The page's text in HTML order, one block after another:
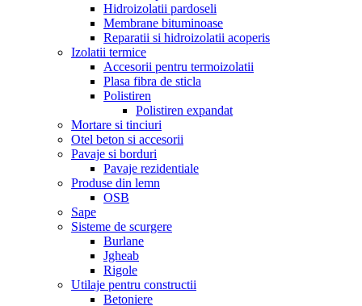
Hidroizolatii pardoseli
Membrane bituminoase
Reparatii si hidroizolatii acoperis
Izolatii termice
Accesorii pentru termoizolatii
Plasa fibra de sticla
Polistiren
Polistiren expandat
Mortare si tinciuri
Otel beton si accesorii
Pavaje si borduri
Pavaje rezidentiale
Produse din lemn
OSB
Sape
Sisteme de scurgere
Burlane
Jgheab
Rigole
Utilaje pentru constructii
Betoniere